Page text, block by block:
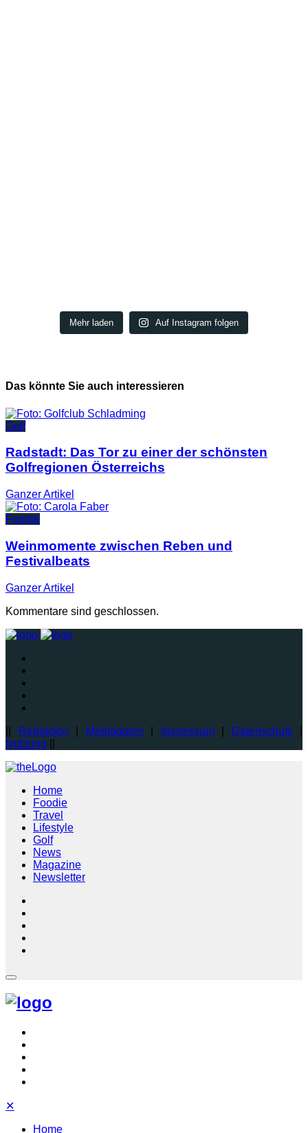
Mehr laden Auf Instagram folgen
Das könnte Sie auch interessieren
Golf
Radstadt: Das Tor zu einer der schönsten
Golfregionen Österreichs
GanzerArtikel
Foodie
Weinmomente zwischen Reben und
Festivalbeats
GanzerArtikel
Kommentare sind geschlossen.
Redaktion Mediadaten Impressum| Datenschutz
Nutzung
Home
Foodie
Travel
Lifestyle
Golf
News
Magazine
Newsletter
✕
Home